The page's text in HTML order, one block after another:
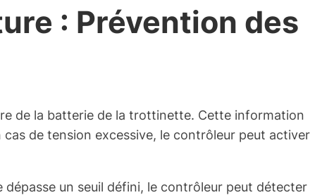
: Prévention des
de la batterie de la trottinette. Cette information
de tension excessive, le contrôleur peut activer
un seuil défini, le contrôleur peut détecter